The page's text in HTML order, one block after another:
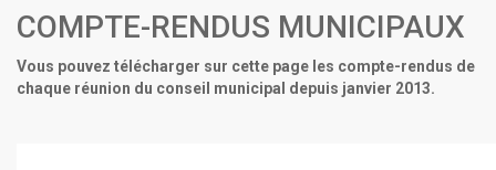
COMPTE-RENDUS MUNICIPAUX
Vous pouvez télécharger sur cette page les compte-rendus de
chaque réunion du conseil municipal depuis janvier 2013.